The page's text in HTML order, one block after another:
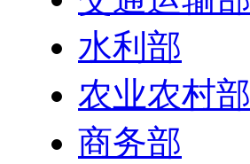
水利部
农业农村部
商务部